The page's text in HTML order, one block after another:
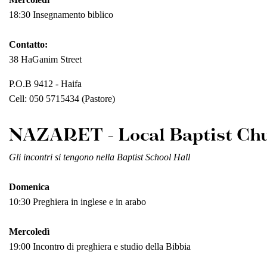
18:30 Insegnamento biblico
Contatto:
38 HaGanim Street
P.O.B 9412 - Haifa
Cell: 050 5715434 (Pastore)
NAZARET - Local Baptist
Gli incontri si tengono nella Baptist School Hall
Domenica
10:30 Preghiera in inglese e in arabo
Mercoledì
19:00 Incontro di preghiera e studio della Bibbia